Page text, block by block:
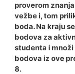
proverom
vežbe i, tom
boda. Na kraju
bodova za
studenta i množi
bodova iz ove
8.